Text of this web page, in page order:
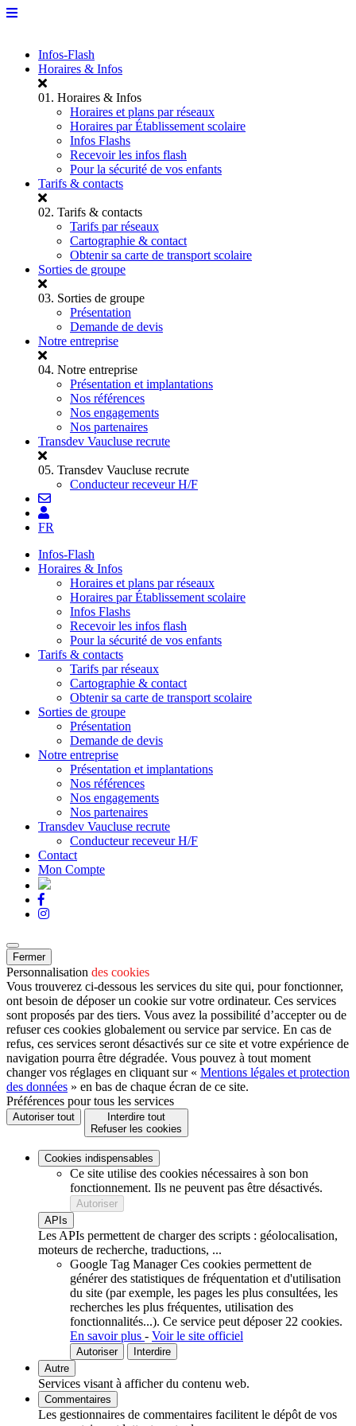
Infos-Flash
Horaires & Infos
01. Horaires & Infos
Horaires et plans par réseaux
Horaires par Établissement scolaire
Infos Flashs
Recevoir les infos flash
Pour la sécurité de vos enfants
Tarifs & contacts
02. Tarifs & contacts
Tarifs par réseaux
Cartographie & contact
Obtenir sa carte de transport scolaire
Sorties de groupe
03. Sorties de groupe
Présentation
Demande de devis
Notre entreprise
04. Notre entreprise
Présentation et implantations
Nos références
Nos engagements
Nos partenaires
Transdev Vaucluse recrute
05. Transdev Vaucluse recrute
Conducteur receveur H/F
FR
Infos-Flash
Horaires & Infos
Horaires et plans par réseaux
Horaires par Établissement scolaire
Infos Flashs
Recevoir les infos flash
Pour la sécurité de vos enfants
Tarifs & contacts
Tarifs par réseaux
Cartographie & contact
Obtenir sa carte de transport scolaire
Sorties de groupe
Présentation
Demande de devis
Notre entreprise
Présentation et implantations
Nos références
Nos engagements
Nos partenaires
Transdev Vaucluse recrute
Conducteur receveur H/F
Contact
Mon Compte
Fermer
Personnalisation des cookies
Vous trouverez ci-dessous les services du site qui, pour fonctionner,
ont besoin de déposer un cookie sur votre ordinateur. Ces services
sont proposés par des tiers. Vous avez la possibilité d’accepter ou de
refuser ces cookies globalement ou service par service. En cas de
refus, ces services seront désactivés sur ce site et votre expérience de
navigation pourra être dégradée. Vous pouvez à tout moment
changer vos réglages en cliquant sur « Mentions légales et protection
des données » en bas de chaque écran de ce site.
Préférences pour tous les services
Autoriser tout
Interdire tout
Refuser les cookies
Cookies indispensables
Ce site utilise des cookies nécessaires à son bon
fonctionnement. Ils ne peuvent pas être désactivés.
Autoriser
APIs
Les APIs permettent de charger des scripts : géolocalisation,
moteurs de recherche, traductions, ...
Google Tag Manager Ces cookies permettent de
générer des statistiques de fréquentation et d'utilisation
du site (par exemple, les pages les plus consultées, les
recherches les plus fréquentes, utilisation des
fonctionnalités...). Ce service peut déposer 22 cookies.
En savoir plus - Voir le site officiel
Autoriser
Interdire
Autre
Services visant à afficher du contenu web.
Commentaires
Les gestionnaires de commentaires facilitent le dépôt de vos